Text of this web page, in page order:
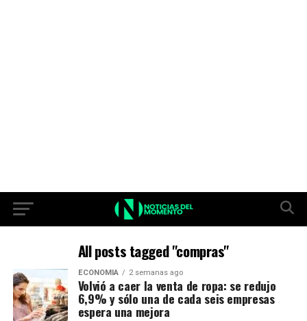
All posts tagged "compras"
ECONOMIA 2 semanas ago
Volvió a caer la venta de ropa: se redujo
6,9% y sólo una de cada seis empresas
espera una mejora